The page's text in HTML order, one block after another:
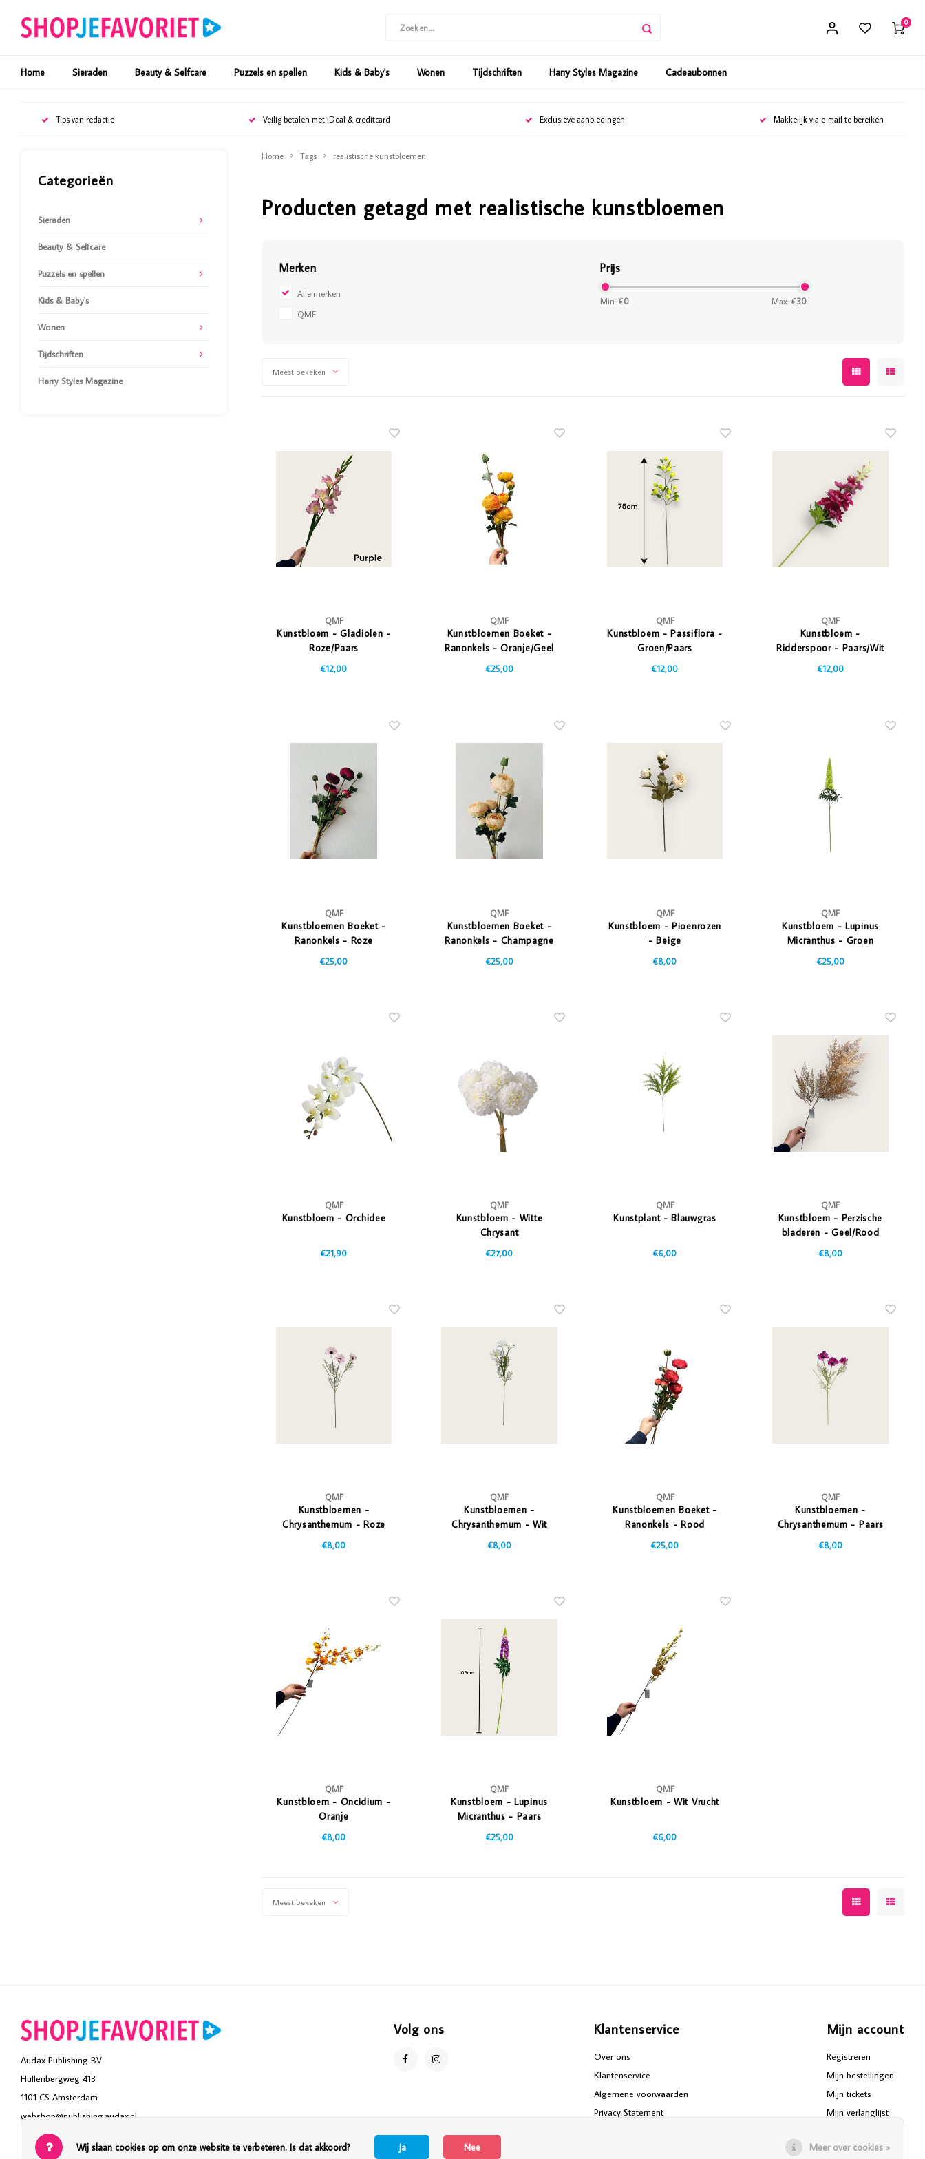
0
Home Sieraden Beauty & Selfcare Puzzels en spellen Kids & Baby's Wonen Tijdschriften Harry Styles Magazine Cadeaubonnen
Tips van redactie Veilig betalen met iDeal & creditcard Exclusieve aanbiedingen Makkelijk via e-mail te bereiken
Categorieën
Sieraden
Beauty & Selfcare
Puzzels en spellen
Kids & Baby's
Wonen
Tijdschriften
Harry Styles Magazine
Home Tags realistische kunstbloemen
Producten getagd met realistische kunstbloemen
Merken
Alle merken
QMF
Prijs
Min: €0 Max: €30
Meest bekeken
QMF
Kunstbloem - Gladiolen -
Roze/Paars
€12,00
QMF
Kunstbloemen Boeket -
Ranonkels - Oranje/Geel
€25,00
QMF
Kunstbloem - Passiflora -
Groen/Paars
€12,00
QMF
Kunstbloem -
Ridderspoor - Paars/Wit
€12,00
QMF
Kunstbloemen Boeket -
Ranonkels - Roze
€25,00
QMF
Kunstbloemen Boeket -
Ranonkels - Champagne
€25,00
QMF
Kunstbloem - Pioenrozen
- Beige
€8,00
QMF
Kunstbloem - Lupinus
Micranthus - Groen
€25,00
QMF
Kunstbloem - Orchidee
€21,90
QMF
Kunstbloem - Witte
Chrysant
€27,00
QMF
Kunstplant - Blauwgras
€6,00
QMF
Kunstbloem - Perzische
bladeren - Geel/Rood
€8,00
QMF
Kunstbloemen -
Chrysanthemum - Roze
€8,00
QMF
Kunstbloemen -
Chrysanthemum - Wit
€8,00
QMF
Kunstbloemen Boeket -
Ranonkels - Rood
€25,00
QMF
Kunstbloemen -
Chrysanthemum - Paars
€8,00
QMF
Kunstbloem - Oncidium -
Oranje
€8,00
QMF
Kunstbloem - Lupinus
Micranthus - Paars
€25,00
QMF
Kunstbloem - Wit Vrucht
€6,00
Meest bekeken
Audax Publishing BV
Hullenbergweg 413
1101 CS Amsterdam
webshop@publishing.audax.nl
Volg ons Klantenservice
Over ons
Klantenservice
Algemene voorwaarden
Privacy Statement
Mijn account
Registreren
Mijn bestellingen
Mijn tickets
Mijn verlanglijst
Wij slaan cookies op om onze website te verbeteren. Is dat akkoord?
Ja Nee Meer over cookies »